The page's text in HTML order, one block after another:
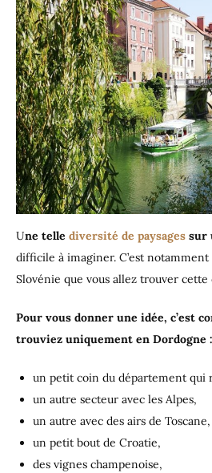
Une telle diversité de paysages sur
difficile à imaginer. C’est
Slovénie que vous allez trouver cette
Pour vous donner une idée, c’est
trouviez uniquement en Dordogne :
un petit coin du département qui
un autre secteur avec les Alpes,
un autre avec des airs de Toscane,
un petit bout de Croatie,
des vignes champenoise,